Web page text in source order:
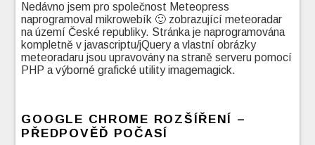
Nedávno jsem pro společnost Meteopress
naprogramoval mikrowebík 🙂 zobrazující meteoradar
na území České republiky. Stránka je naprogramována
kompletně v javascriptu/jQuery a vlastní obrázky
meteoradaru jsou upravovány na straně serveru pomocí
PHP a výborné grafické utility imagemagick.
GOOGLE CHROME ROZŠÍŘENÍ –
PŘEDPOVĚĎ POČASÍ